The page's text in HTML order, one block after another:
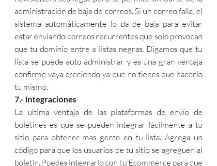
administración de baja de correos. Si un correo falla, el
sistema automáticamente lo da de baja para evitar
estar enviando correos recurrentes que solo provocan
que tu dominio entre a listas negras. Digamos que tu
lista se puede auto administrar y es una gran ventaja
confirme vaya creciendo ya que no tienes que hacerlo
tu mismo.
7.- Integraciones
La ultima ventaja de las plataformas de envío de
boletines es que se pueden integrar fácilmente a tu
sitio para obtener mas gente en tu lista. Agrega un
código para que los usuarios de tu sitio se agreguen al
boletín. Puedes integrarlo con tu Ecommerce para que